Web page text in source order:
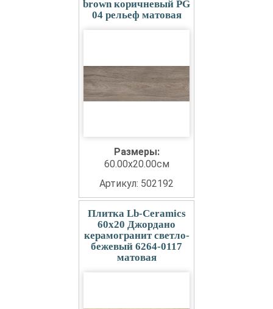
brown коричневый PG
04 рельеф матовая
Размеры:
60.00x20.00см
Артикул: 502192
Плитка Lb-Ceramics
60x20 Джордано
керамогранит светло-
бежевый 6264-0117
матовая